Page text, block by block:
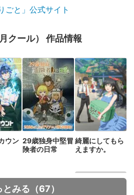
ごと」公式サイト
クール） 作品情報
ウン 29歳独身中堅冒
険者の日常
綺麗にしてもら
えますか。
とみる（67）